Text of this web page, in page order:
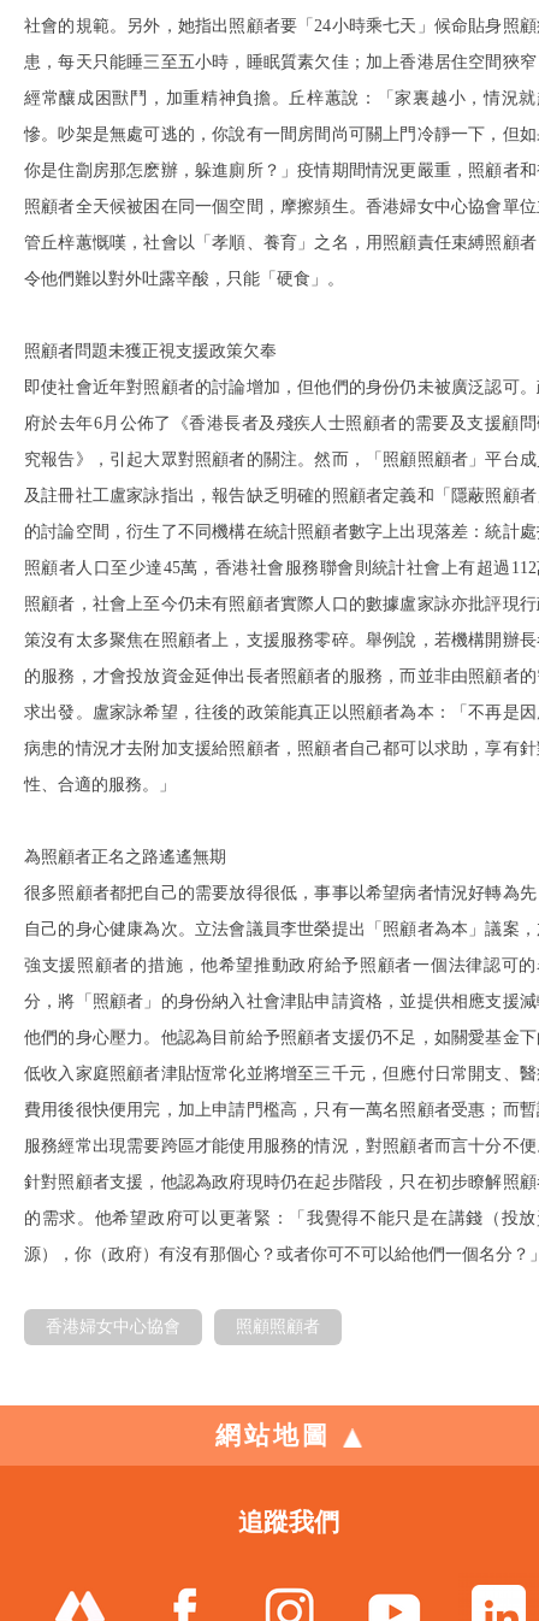
社會的規範。另外，她指出照顧者要「24小時乘七天」候命貼身照
患，每天只能睡三至五小時，睡眠質素欠佳；加上香港居住空間狹
經常釀成困獸鬥，加重精神負擔。丘梓蕙說：「家裏越小，情況就
慘。吵架是無處可逃的，你說有一間房間尚可關上門冷靜一下，但
你是住劏房那怎麽辦，躲進廁所？」疫情期間情況更嚴重，照顧者
照顧者全天候被困在同一個空間，摩擦頻生。香港婦女中心協會單
管丘梓蕙慨嘆，社會以「孝順、養育」之名，用照顧責任束縛照顧
令他們難以對外吐露辛酸，只能「硬食」。
照顧者問題未獲正視支援政策欠奉
即使社會近年對照顧者的討論增加，但他們的身份仍未被廣泛認可
府於去年6月公佈了《香港長者及殘疾人士照顧者的需要及支援顧問
究報告》，引起大眾對照顧者的關注。然而，「照顧照顧者」平台
及註冊社工盧家詠指出，報告缺乏明確的照顧者定義和「隱蔽照顧
的討論空間，衍生了不同機構在統計照顧者數字上出現落差：統計
照顧者人口至少達45萬，香港社會服務聯會則統計社會上有超過
照顧者，社會上至今仍未有照顧者實際人口的數據盧家詠亦批評現
策沒有太多聚焦在照顧者上，支援服務零碎。舉例說，若機構開辦
的服務，才會投放資金延伸出長者照顧者的服務，而並非由照顧者
求出發。盧家詠希望，往後的政策能真正以照顧者為本：「不再是
病患的情況才去附加支援給照顧者，照顧者自己都可以求助，享有
性、合適的服務。」
為照顧者正名之路遙遙無期
很多照顧者都把自己的需要放得很低，事事以希望病者情況好轉為
自己的身心健康為次。立法會議員李世榮提出「照顧者為本」議案
強支援照顧者的措施，他希望推動政府給予照顧者一個法律認可的
分，將「照顧者」的身份納入社會津貼申請資格，並提供相應支援
他們的身心壓力。他認為目前給予照顧者支援仍不足，如關愛基金
低收入家庭照顧者津貼恆常化並將增至三千元，但應付日常開支、
費用後很快便用完，加上申請門檻高，只有一萬名照顧者受惠；而
服務經常出現需要跨區才能使用服務的情況，對照顧者而言十分不
針對照顧者支援，他認為政府現時仍在起步階段，只在初步瞭解照
的需求。他希望政府可以更著緊：「我覺得不能只是在講錢（投放
源），你（政府）有沒有那個心？或者你可不可以給他們一個名分？
香港婦女中心協會 照顧照顧者
網站地圖
追蹤我們